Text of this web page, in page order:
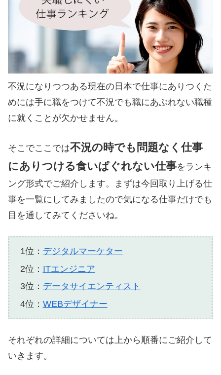
不況になりつつある現在の日本で仕事にありつくた
めには手に職をつけて不況でも職にあぶれない職種
に就くことが欠かせません。
そこでここでは不況の時でも問題なく仕事
にありつける食いぱぐれない仕事をランキ
ング形式でご紹介します。まずは今回取り上げる仕
事を一覧にしてみましたので気になる仕事だけでも
目を通してみてくださいね。
1位： デジタルマーケター
2位： ITエンジニア
3位： データサイエンティスト
4位： WEBデザイナー
それぞれの詳細については上から順番にご紹介して
いきます。